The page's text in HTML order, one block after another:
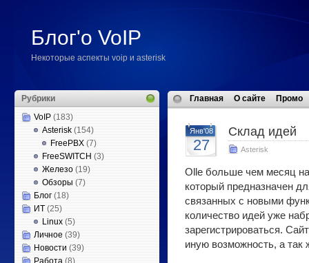
Блог'о VoIP
Некоторые аспекты voip и asterisk
Рубрики
VoIP (183)
Asterisk (154)
FreePBX (7)
FreeSWITCH (3)
Железо (19)
Обзоры (7)
Блог (18)
ИТ (25)
Linux (5)
Личное (39)
Новости (39)
Работа (8)
Главная О сайте Промо
Янв'08
27
Склад идей
Asterisk
Olle больше чем месяц
который предназначен
связанных с новыми
количество идей уже
зарегистрироваться.
иную возможность, а так